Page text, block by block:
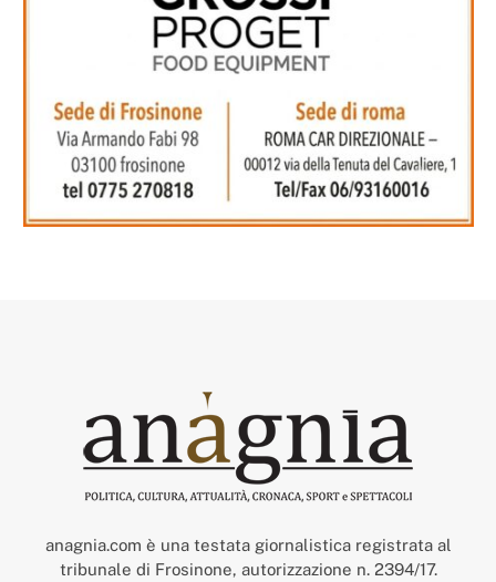
anagnia.com è una testata giornalistica registrata al
tribunale di Frosinone, autorizzazione n. 2394/17.